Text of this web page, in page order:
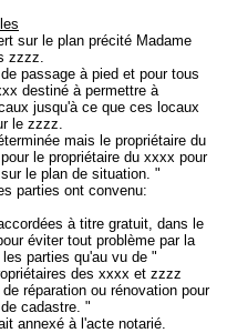
sur le plan précité Madame
zzzz.
passage à pied et pour tous
destiné à permettre à
jusqu'à ce que ces locaux
le zzzz.
mais le propriétaire du
le propriétaire du xxxx pour
le plan de situation. "
parties ont convenu:
à titre gratuit, dans le
éviter tout problème par la
parties qu'au vu de "
des xxxx et zzzz
réparation ou rénovation pour
cadastre. "
annexé à l'acte notarié.